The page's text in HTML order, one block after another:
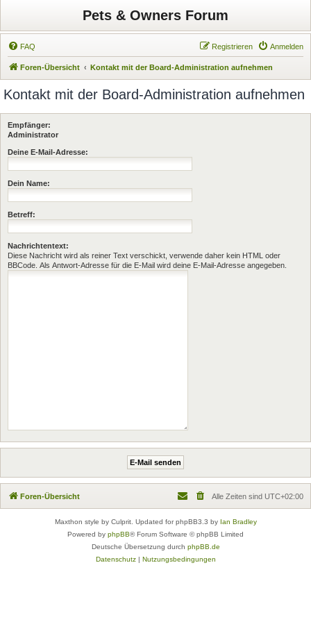
Pets & Owners Forum
FAQ Anmelden
Registrieren
Foren-Übersicht Kontakt mit der Board-Administration aufnehmen
Kontakt mit der Board-Administration aufnehmen
Empfänger:
Administrator
Deine E-Mail-Adresse:
Dein Name:
Betreff:
Nachrichtentext:
Diese Nachricht wird als reiner Text verschickt, verwende daher kein HTML oder
BBCode. Als Antwort-Adresse für die E-Mail wird deine E-Mail-Adresse angegeben.
Foren-Übersicht Alle Zeiten sind UTC+02:00
Maxthon style by Culprit. Updated for phpBB3.3 by Ian Bradley
Powered by phpBB® Forum Software © phpBB Limited
Deutsche Übersetzung durch phpBB.de
Datenschutz| Nutzungsbedingungen